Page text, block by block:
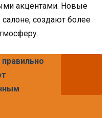
акцентами. Новые
создают более
правильно